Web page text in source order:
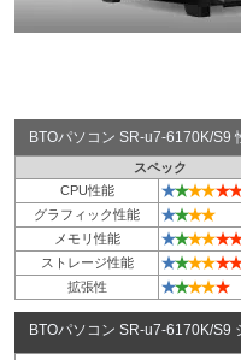
BTOパソコン SR-u7-6170K/S9
スペック
CPU性能
★★★★★★
グラフィック性能 ★★★★
メモリ性能 ★★★★★★
ストレージ性能 ★★★★★★
拡張性 ★★★★★
BTOパソコン SR-u7-6170K/S9